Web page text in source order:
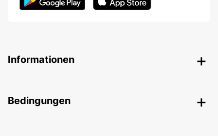
Informationen
Bedingungen